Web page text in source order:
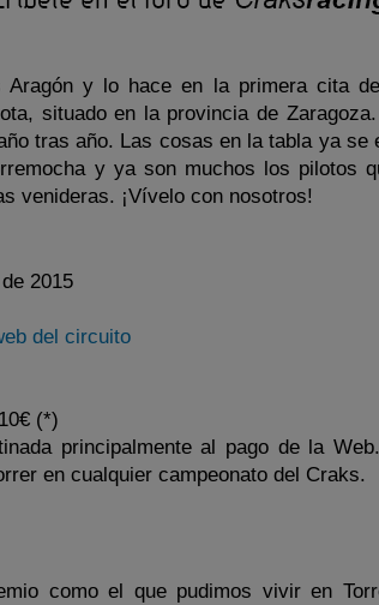
Aragón y lo hace en la primera cita
situado en la provincia de
tras año. Las cosas en la tabla ya se
y ya son muchos los pilotos
venideras. ¡Vívelo con nosotros!
2015
del circuito
10€ (*)
principalmente al pago de la
en cualquier campeonato del Craks.
como el que pudimos vivir en